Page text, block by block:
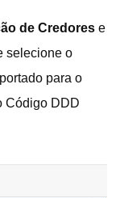
de Credores e
selecione o
para o
Código DDD